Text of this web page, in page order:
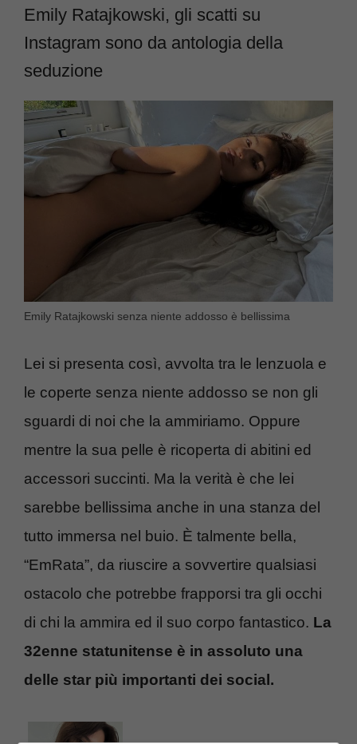
Emily Ratajkowski, gli scatti su
Instagram sono da antologia della
seduzione
Emily Ratajkowski senza niente addosso è bellissima
Lei si presenta così, avvolta tra le lenzuola e
le coperte senza niente addosso se non gli
sguardi di noi che la ammiriamo. Oppure
mentre la sua pelle è ricoperta di abitini ed
accessori succinti. Ma la verità è che lei
sarebbe bellissima anche in una stanza del
tutto immersa nel buio. È talmente bella,
“EmRata”, da riuscire a sovvertire qualsiasi
ostacolo che potrebbe frapporsi tra gli occhi
di chi la ammira ed il suo corpo fantastico. La
32enne statunitense è in assoluto una
delle star più importanti dei social.